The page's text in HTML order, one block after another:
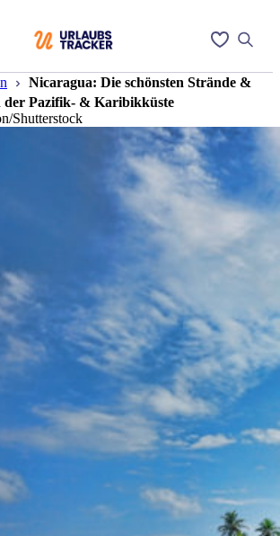
Nicaragua: Die schönsten Strände &
der Pazifik- & Karibikküste
Shutterstock